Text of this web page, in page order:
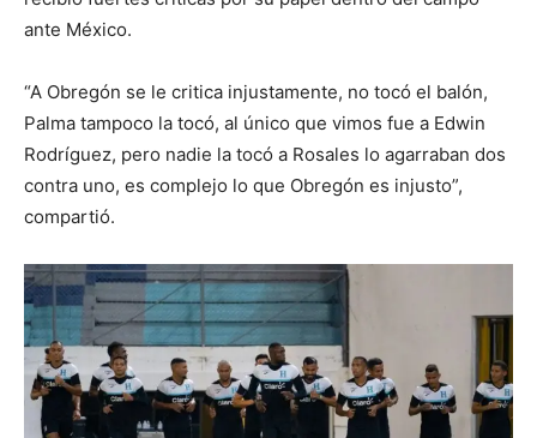
ante México.
“A Obregón se le critica injustamente, no tocó el balón,
Palma tampoco la tocó, al único que vimos fue a Edwin
Rodríguez, pero nadie la tocó a Rosales lo agarraban dos
contra uno, es complejo lo que Obregón es injusto”,
compartió.